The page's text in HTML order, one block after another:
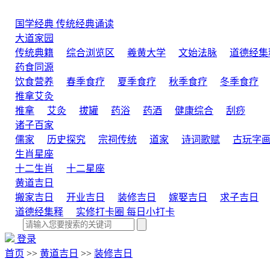
国学经典 传统经典诵读
大道家园
传统典籍
综合浏览区 羲黄大学 文始法脉
道德经集
药食同源
饮食营养
春季食疗 夏季食疗 秋季食疗 冬季食疗
推拿艾灸
推拿
艾灸 拔罐 药浴 药酒 健康综合
刮痧
诸子百家
儒家
历史探究 宗祠传统 道家 诗词歌赋 古玩字画
生肖星座
十二生肖
十二星座
黄道吉日
搬家吉日
开业吉日 装修吉日 嫁娶吉日
求子吉日
道德经集释
实修打卡圈 每日小打卡
登录
首页 >> 黄道吉日 >> 装修吉日